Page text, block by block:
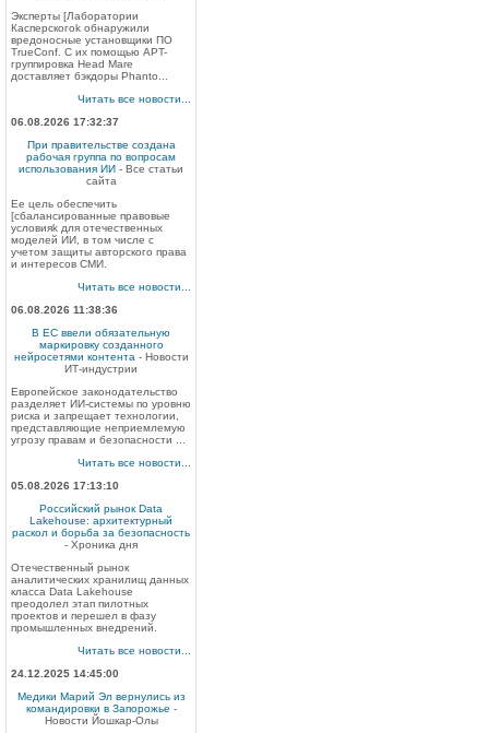
Эксперты [Лаборатории
Касперскогоk обнаружили
вредоносные установщики ПО
TrueConf. С их помощью APT-
группировка Head Mare
доставляет бэкдоры Phanto...
Читать все новости...
06.08.2026 17:32:37
При правительстве создана
рабочая группа по вопросам
использования ИИ - Все статьи
сайта
Ее цель обеспечить
[сбалансированные правовые
условияk для отечественных
моделей ИИ, в том числе с
учетом защиты авторского права
и интересов СМИ.
Читать все новости...
06.08.2026 11:38:36
В ЕС ввели обязательную
маркировку созданного
нейросетями контента - Новости
ИТ-индустрии
Европейское законодательство
разделяет ИИ-системы по уровню
риска и запрещает технологии,
представляющие неприемлемую
угрозу правам и безопасности ...
Читать все новости...
05.08.2026 17:13:10
Российский рынок Data
Lakehouse: архитектурный
раскол и борьба за безопасность
- Хроника дня
Отечественный рынок
аналитических хранилищ данных
класса Data Lakehouse
преодолел этап пилотных
проектов и перешел в фазу
промышленных внедрений.
Читать все новости...
24.12.2025 14:45:00
Медики Марий Эл вернулись из
командировки в Запорожье -
Новости Йошкар-Олы